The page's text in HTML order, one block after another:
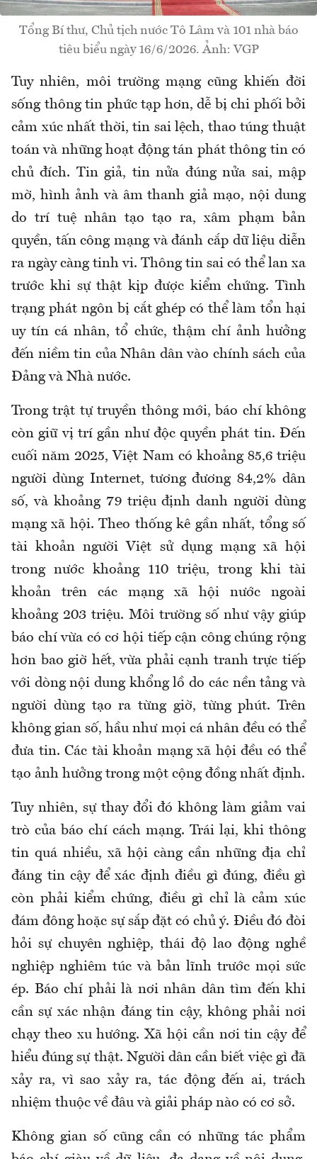
Tổng Bí thư, Chủ tịch nước Tô Lâm và 101 nhà báo
tiêu biểu ngày 16/6/2026. Ảnh: VGP
Tuy nhiên, môi trường mạng cũng khiến đời
sống thông tin phức tạp hơn, dễ bị chi phối bởi
cảm xúc nhất thời, tin sai lệch, thao túng thuật
toán và những hoạt động tán phát thông tin có
chủ đích. Tin giả, tin nửa đúng nửa sai, mập
mờ, hình ảnh và âm thanh giả mạo, nội dung
do trí tuệ nhân tạo tạo ra, xâm phạm bản
quyền, tấn công mạng và đánh cắp dữ liệu diễn
ra ngày càng tinh vi. Thông tin sai có thể lan xa
trước khi sự thật kịp được kiểm chứng. Tình
trạng phát ngôn bị cắt ghép có thể làm tổn hại
uy tín cá nhân, tổ chức, thậm chí ảnh hưởng
đến niềm tin của Nhân dân vào chính sách của
Đảng và Nhà nước.
Trong trật tự truyền thông mới, báo chí không
còn giữ vị trí gần như độc quyền phát tin. Đến
cuối năm 2025, Việt Nam có khoảng 85,6 triệu
người dùng Internet, tương đương 84,2% dân
số, và khoảng 79 triệu định danh người dùng
mạng xã hội. Theo thống kê gần nhất, tổng số
tài khoản người Việt sử dụng mạng xã hội
trong nước khoảng 110 triệu, trong khi tài
khoản trên các mạng xã hội nước ngoài
khoảng 203 triệu. Môi trường số như vậy giúp
báo chí vừa có cơ hội tiếp cận công chúng rộng
hơn bao giờ hết, vừa phải cạnh tranh trực tiếp
với dòng nội dung khổng lồ do các nền tảng và
người dùng tạo ra từng giờ, từng phút. Trên
không gian số, hầu như mọi cá nhân đều có thể
đưa tin. Các tài khoản mạng xã hội đều có thể
tạo ảnh hưởng trong một cộng đồng nhất định.
Tuy nhiên, sự thay đổi đó không làm giảm vai
trò của báo chí cách mạng. Trái lại, khi thông
tin quá nhiều, xã hội càng cần những địa chỉ
đáng tin cậy để xác định điều gì đúng, điều gì
còn phải kiểm chứng, điều gì chỉ là cảm xúc
đám đông hoặc sự sắp đặt có chủ ý. Điều đó đòi
hỏi sự chuyên nghiệp, thái độ lao động nghề
nghiệp nghiêm túc và bản lĩnh trước mọi sức
ép. Báo chí phải là nơi nhân dân tìm đến khi
cần sự xác nhận đáng tin cậy, không phải nơi
chạy theo xu hướng. Xã hội cần nơi tin cậy để
hiểu đúng sự thật. Người dân cần biết việc gì đã
xảy ra, vì sao xảy ra, tác động đến ai, trách
nhiệm thuộc về đâu và giải pháp nào có cơ sở.
Không gian số cũng cần có những tác phẩm